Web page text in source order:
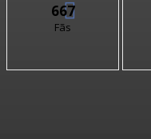
667
Fãs